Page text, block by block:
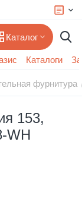
Каталог
Каталоги
фурнитура
153,
WH